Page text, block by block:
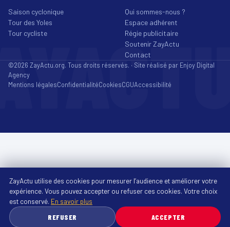
Saison cyclonique
Tour des Yoles
Tour cycliste
Qui sommes-nous ?
Espace adhérent
Régie publicitaire
Soutenir ZayActu
Contact
©2026 ZayActu.org. Tous droits réservés. · Site réalisé par Enjoy Digital
Agency
Mentions légalesConfidentialitéCookiesCGUAccessibilité
ZayActu utilise des cookies pour mesurer l’audience et améliorer votre
expérience. Vous pouvez accepter ou refuser ces cookies. Votre choix
est conservé. En savoir plus
REFUSER
ACCEPTER